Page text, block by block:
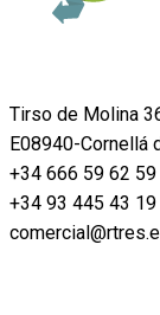
Tirso de Molina
E08940-Cornellá
+34 666 59 62 59
+34 93 445 43 19